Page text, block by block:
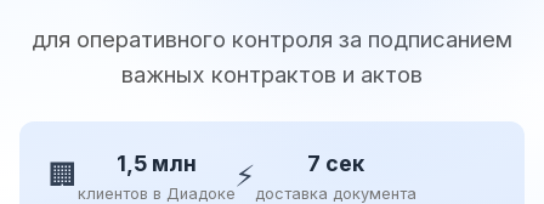
для оперативного контроля за подписанием
важных контрактов и актов
🏢 1,5 млн
клиентов в Диадоке⚡ 7 сек
доставка документа